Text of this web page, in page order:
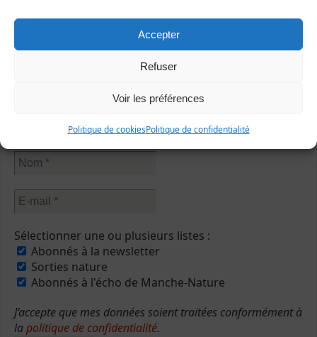
Accepter
Refuser
Voir les préférences
Politique de cookiesPolitique de confidentialité
Sélectionner une ou plusieurs listes :
Abonnés à la newsletter
Sorties nature
Abonnés à l'écho de Manche-Nature
J’accepte que mes données soient traitées conformément à
lapolitique de confidentialité.